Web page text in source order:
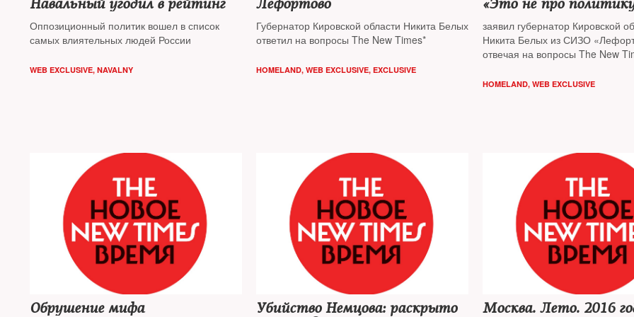
Навальный угодил в рейтинг
Оппозиционный политик вошел в список
самых влиятельных людей России
WEB EXCLUSIVE, NAVALNY
Лефортово
Губернатор Кировской области Никита Белых
ответил на вопросы The New Times*
HOMELAND, WEB EXCLUSIVE, EXCLUSIVE
«Это не про
заявил губернатор Кировской
Никита Белых из СИЗО
отвечая на вопросы The New
офисного центра Lotte Plaza на
HOMELAND, WEB EXCLUSIVE
Обрушение мифа
Убийство Немцова: раскрыто
Москва. Лето. 2016